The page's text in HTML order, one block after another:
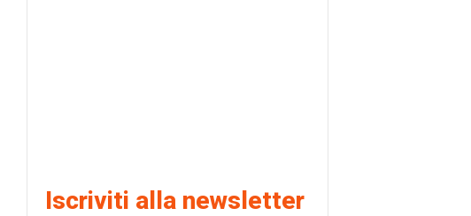
Iscriviti alla newsletter